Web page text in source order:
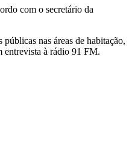
com o secretário da
nas áreas de habitação,
entrevista à rádio 91 FM.